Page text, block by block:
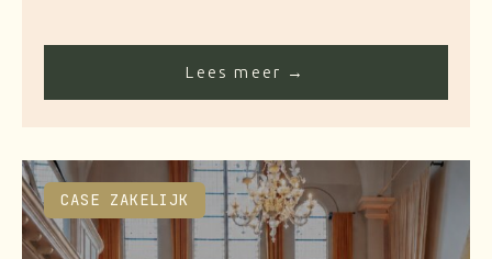
Lees meer →
CASE ZAKELIJK